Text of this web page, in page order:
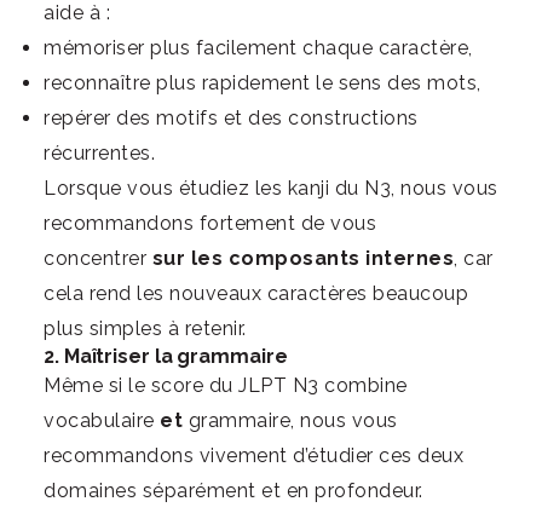
aide à :
mémoriser plus facilement chaque caractère,
reconnaître plus rapidement le sens des mots,
repérer des motifs et des constructions
récurrentes.
Lorsque vous étudiez les kanji du N3, nous vous
recommandons fortement de vous
concentrer sur les composants internes, car
cela rend les nouveaux caractères beaucoup
plus simples à retenir.
2. Maîtriser la grammaire
Même si le score du JLPT N3 combine
vocabulaire et grammaire, nous vous
recommandons vivement d’étudier ces deux
domaines séparément et en profondeur.